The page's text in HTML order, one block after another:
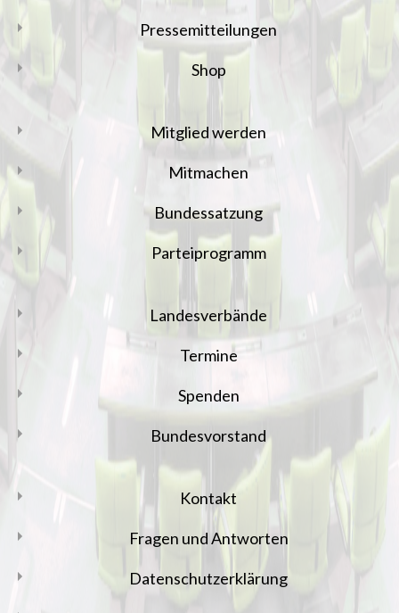
Pressemitteilungen
Shop
Mitglied werden
Mitmachen
Bundessatzung
Parteiprogramm
Landesverbände
Termine
Spenden
Bundesvorstand
Kontakt
Fragen und Antworten
Datenschutzerklärung